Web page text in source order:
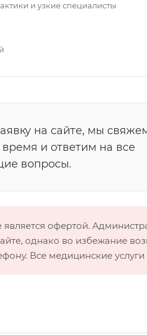
и узкие специалисты
на сайте, мы
и ответим на все
вопросы.
офертой.
однако во избежание
Все медицинские